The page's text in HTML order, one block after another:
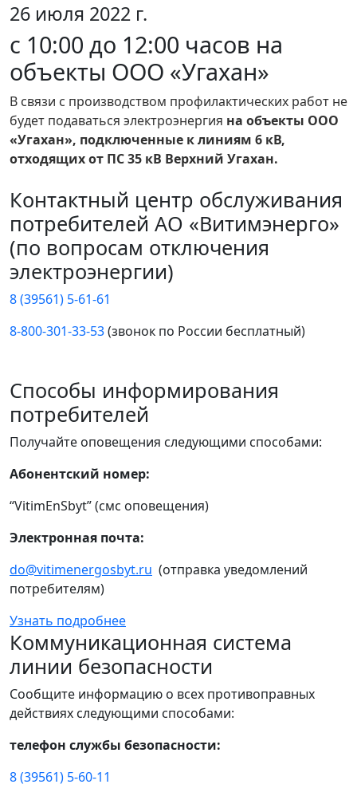
26 июля 2022 г.
с 10:00 до 12:00 часов на
объекты ООО «Угахан»
В связи с производством профилактических работ не
будет подаваться электроэнергия на объекты ООО
«Угахан», подключенные к линиям 6 кВ,
отходящих от ПС 35 кВ Верхний Угахан.
Контактный центр обслуживания
потребителей АО «Витимэнерго»
(по вопросам отключения
электроэнергии)
8 (39561) 5-61-61
8-800-301-33-53(звонок по России бесплатный)
Способы информирования
потребителей
Получайте оповещения следующими способами:
Абонентский номер:
“VitimEnSbyt” (смс оповещения)
Электронная почта:
do@vitimenergosbyt.ru (отправка уведомлений
потребителям)
Узнать подробнее
Коммуникационная система
линии безопасности
Сообщите информацию о всех противоправных
действиях следующими способами:
телефон службы безопасности:
8 (39561) 5-60-11